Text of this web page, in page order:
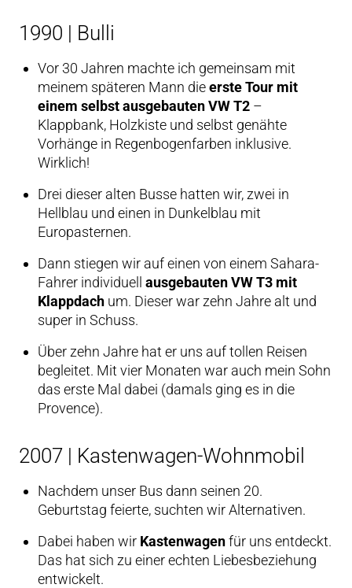
1990 | Bulli
Vor 30 Jahren machte ich gemeinsam mit
meinem späteren Mann dieerste Tour mit
einem selbst ausgebauten VW T2 –
Klappbank, Holzkiste und selbst genähte
Vorhänge in Regenbogenfarben inklusive.
Wirklich!
Drei dieser alten Busse hatten wir, zwei in
Hellblau und einen in Dunkelblau mit
Europasternen.
Dann stiegen wir auf einen von einem Sahara-
Fahrer individuell ausgebauten VW T3 mit
Klappdach um. Dieser war zehn Jahre alt und
super in Schuss.
Über zehn Jahre hat er uns auf tollen Reisen
begleitet. Mit vier Monaten war auch mein Sohn
das erste Mal dabei (damals ging es in die
Provence).
2007 | Kastenwagen-Wohnmobil
Nachdem unser Bus dann seinen 20.
Geburtstag feierte, suchten wir Alternativen.
Dabei haben wir Kastenwagenfür uns entdeckt.
Das hat sich zu einer echten Liebesbeziehung
entwickelt.